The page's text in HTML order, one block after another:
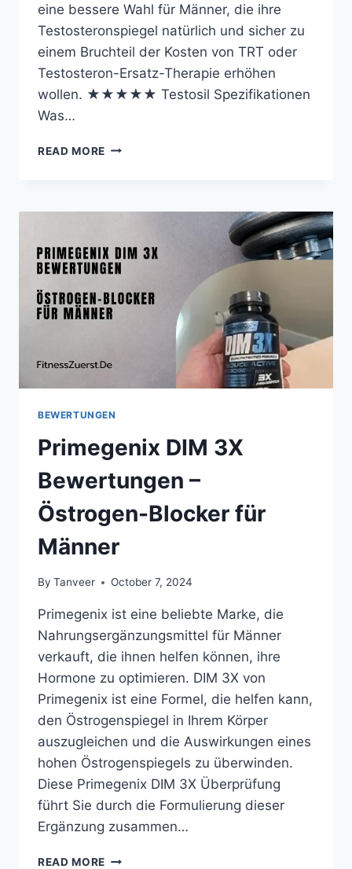
eine bessere Wahl für Männer, die ihre
Testosteronspiegel natürlich und sicher zu
einem Bruchteil der Kosten von TRT oder
Testosteron-Ersatz-Therapie erhöhen
wollen. ★★★★★ Testosil Spezifikationen
Was…
READ MORE TESTOSIL
BEWERTUNGEN
Primegenix DIM 3X
Bewertungen –
Östrogen-Blocker für
Männer
By Tanveer October 7, 2024
Primegenix ist eine beliebte Marke, die
Nahrungsergänzungsmittel für Männer
verkauft, die ihnen helfen können, ihre
Hormone zu optimieren. DIM 3X von
Primegenix ist eine Formel, die helfen kann,
den Östrogenspiegel in Ihrem Körper
auszugleichen und die Auswirkungen eines
hohen Östrogenspiegels zu überwinden.
Diese Primegenix DIM 3X Überprüfung
führt Sie durch die Formulierung dieser
Ergänzung zusammen…
READ MORE PRIMEGENIX